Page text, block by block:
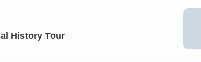
History Tour